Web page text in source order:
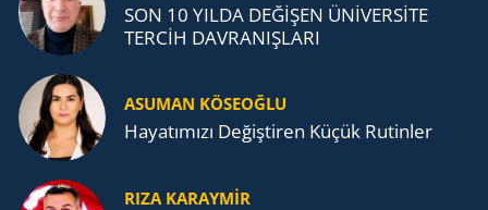
SON 10 YILDA DEĞİŞEN ÜNİVERSİTE
TERCİH DAVRANIŞLARI
ASUMAN KÖSEOĞLU
Ha­ya­tı­mı­zı De­ğiş­ti­ren Küçük Ru­tin­ler
RIZA KARAYMIR